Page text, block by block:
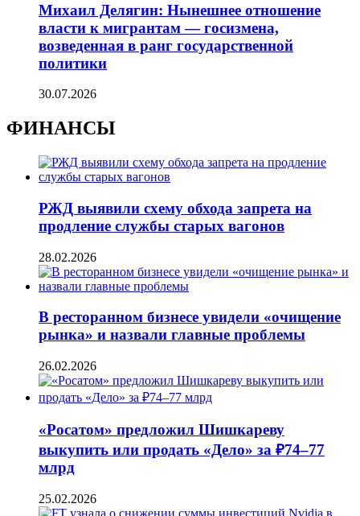
Михаил Делягин: Нынешнее отношение
власти к мигрантам — госизмена,
возведенная в ранг государственной
политики
30.07.2026
ФИНАНСЫ
РЖД выявили схему обхода запрета на
продление службы старых вагонов
28.02.2026
В ресторанном бизнесе увидели «очищение
рынка» и назвали главные проблемы
26.02.2026
«Росатом» предложил Шишкареву
выкупить или продать «Дело» за ₽74–77
млрд
25.02.2026